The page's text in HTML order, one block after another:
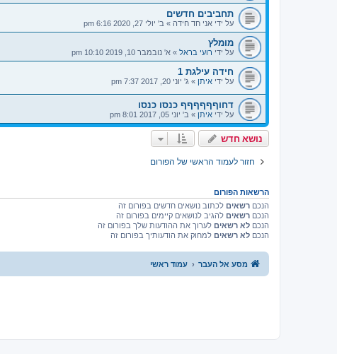
תחביבים חדשים
על ידי אני חד חידה » ב' יולי 27, 2020 6:16 pm
מומלץ
על ידי רועי בראל » א' נובמבר 10, 2019 10:10 pm
חידה עילגת 1
על ידי איתן » ג' יוני 20, 2017 7:37 pm
דחוףףףףףף כנסו כנסו
על ידי איתן » ב' יוני 05, 2017 8:01 pm
נושא חדש
חזור לעמוד הראשי של הפורום
הרשאות הפורום
הנכם רשאים לכתוב נושאים חדשים בפורום זה
הנכם רשאים להגיב לנושאים קיימים בפורום זה
הנכם לא רשאים לערוך את ההודעות שלך בפורום זה
הנכם לא רשאים למחוק את הודעותיך בפורום זה
מסע אל העבר עמוד ראשי